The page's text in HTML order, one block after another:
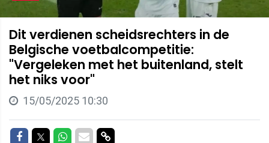
Dit verdienen scheidsrechters in de
Belgische voetbalcompetitie:
"Vergeleken met het buitenland, stelt
het niks voor"
15/05/2025 10:30
Delen op Facebook
Delen op Twitter
Delen op Whatsapp
Delen via Mail
Delen via link